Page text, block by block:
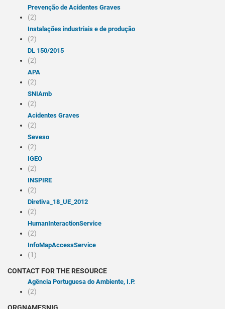
Prevenção de Acidentes Graves
(2)
Instalações industriais e de produção
(2)
DL 150/2015
(2)
APA
(2)
SNIAmb
(2)
Acidentes Graves
(2)
Seveso
(2)
iGEO
(2)
INSPIRE
(2)
Diretiva_18_UE_2012
(2)
humanInteractionService
(2)
infoMapAccessService
(1)
CONTACT FOR THE RESOURCE
Agência Portuguesa do Ambiente, I.P.
(2)